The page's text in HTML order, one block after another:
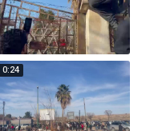
0:24